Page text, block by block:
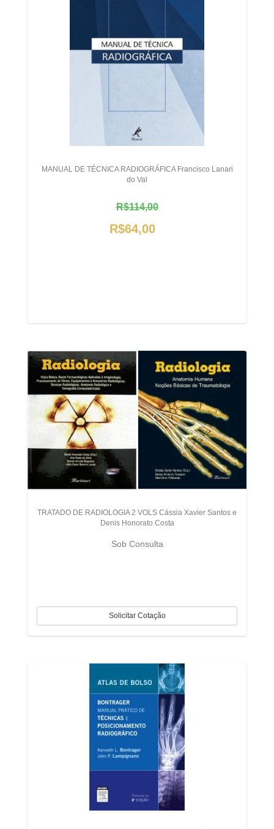
MANUAL DE TÉCNICA RADIOGRÁFICA Francisco Lanari
do Val
R$114,00
R$64,00
TRATADO DE RADIOLOGIA 2 VOLS Cássia Xavier Santos e
Denis Honorato Costa
Sob Consulta